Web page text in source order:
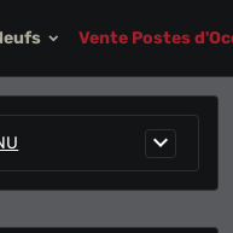
Vente Postes